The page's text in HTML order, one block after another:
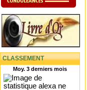
CLASSEMENT
Moy. 3 derniers mois